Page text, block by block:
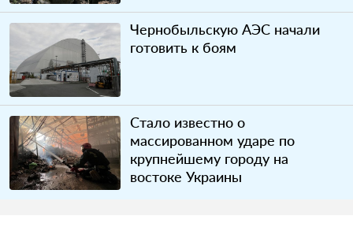
Чернобыльскую АЭС начали
готовить к боям
Стало известно о
массированном ударе по
крупнейшему городу на
востоке Украины